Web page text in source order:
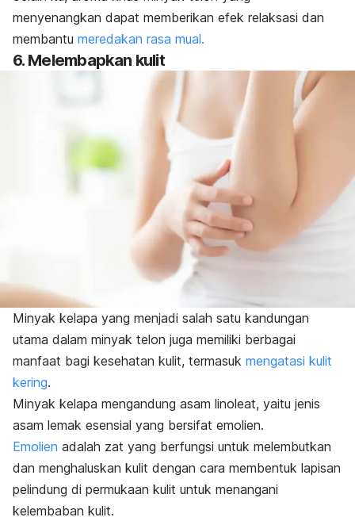
menyenangkan dapat memberikan efek relaksasi dan
membantu meredakan rasa mual.
6. Melembapkan kulit
Minyak kelapa yang menjadi salah satu kandungan
utama dalam minyak telon juga memiliki berbagai
manfaat bagi kesehatan kulit, termasuk mengatasi kulit
kering.
Minyak kelapa mengandung asam linoleat, yaitu jenis
asam lemak esensial yang bersifat emolien.
Emolien adalah zat yang berfungsi untuk melembutkan
dan menghaluskan kulit dengan cara membentuk lapisan
pelindung di permukaan kulit untuk menangani
kelembaban kulit.